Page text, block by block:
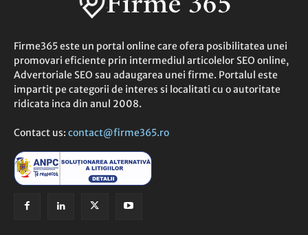
Firme365 este un portal online care ofera posibilitatea unei
promovari eficiente prin intermediul articolelor SEO online,
Advertoriale SEO sau adaugarea unei firme. Portalul este
impartit pe categorii de interes si localitati cu o autoritate
ridicata inca din anul 2008.
Contact us: contact@firme365.ro